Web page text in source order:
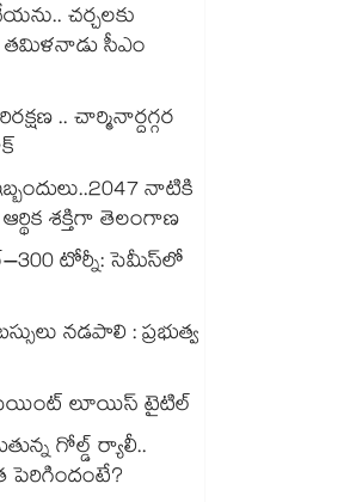
చర్చలకు
తమిళనాడు సీఎం
.. చార్మినార్దగ్గర
నాటికి
శక్తిగా తెలంగాణ
టోర్నీ: సెమీస్⁬లో
నడపాలి : ప్రభుత్వ
సెయింట్‌‌‌‌ లూయిస్‌‌‌‌ టైటిల్
గోల్డ్ ర్యాలీ..
పెరిగిందంటే?